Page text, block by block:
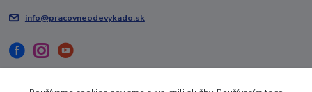
info@pracovneodevykado.sk